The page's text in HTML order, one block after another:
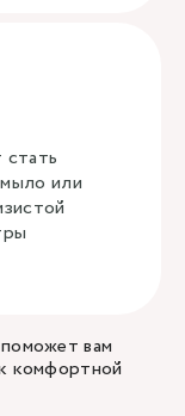
или
вам
комфортной